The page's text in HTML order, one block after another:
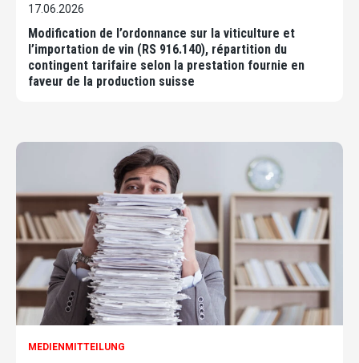
17.06.2026
Modification de l’ordonnance sur la viticulture et
l’importation de vin (RS 916.140), répartition du
contingent tarifaire selon la prestation fournie en
faveur de la production suisse
MEDIENMITTEILUNG